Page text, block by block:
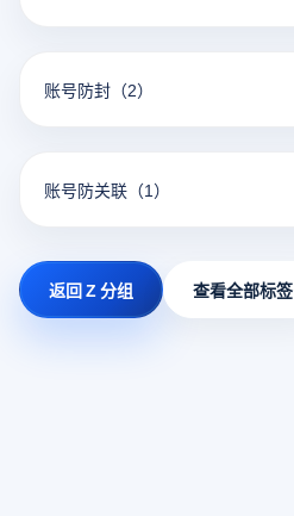
账号防封 （2）
账号防关联 （1）
返回 Z 分组 查看全部标签